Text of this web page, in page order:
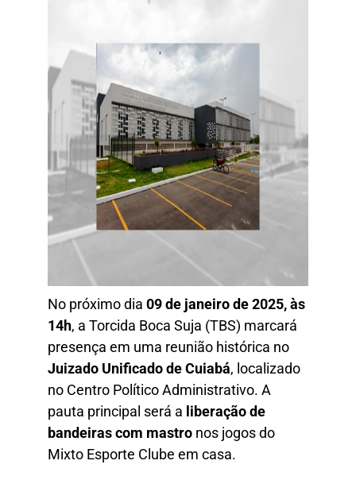
No próximo dia 09 de janeiro de 2025, às
14h, a Torcida Boca Suja (TBS) marcará
presença em uma reunião histórica no
Juizado Unificado de Cuiabá, localizado
no Centro Político Administrativo. A
pauta principal será a liberação de
bandeiras com mastro nos jogos do
Mixto Esporte Clube em casa.